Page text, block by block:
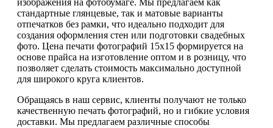
изображения на фотобумаге. Мы предлагаем как
стандартные глянцевые, так и матовые варианты
отпечатков без рамки, что идеально подходит для
создания оформления стен или подготовки свадебных
фото. Цена печати фотографий 15х15 формируется на
основе прайса на изготовление оптом и в розницу, что
позволяет сделать стоимость максимально доступной
для широкого круга клиентов.
Обращаясь в наш сервис, клиенты получают не только
качественную печать фотографий, но и гибкие условия
доставки. Мы предлагаем различные способы